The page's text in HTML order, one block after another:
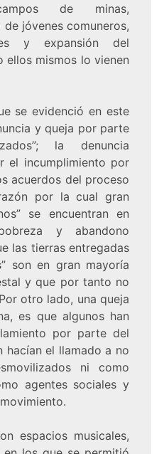
de minas,
jóvenes comuneros,
y expansión del
ellos mismos lo vienen
se evidenció en este
y queja por parte
la denuncia
el incumplimiento por
acuerdos del proceso
por la cual gran
se encuentran en
y abandono
las tierras entregadas
son en gran mayoría
y que por tanto no
otro lado, una queja
es que algunos han
por parte del
hacían el llamado a no
ni como
agentes sociales y
espacios musicales,